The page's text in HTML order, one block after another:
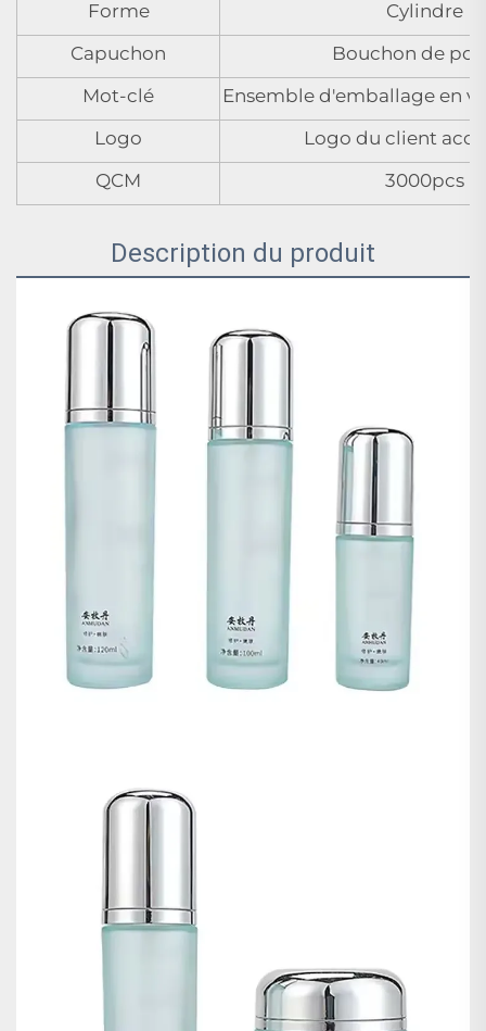
Forme
Cylindre
Capuchon
Bouchon de
Mot-clé
Ensemble d'emballage en
Logo
Logo du client
QCM
3000pcs
Description du produit